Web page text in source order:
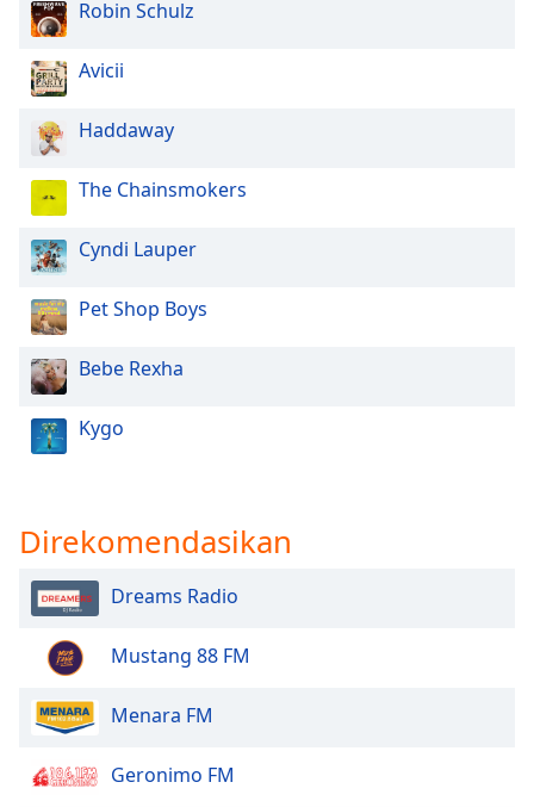
Caption
Area
Background
Color
Opacity
Font
Size
Edge
Font
Family
Reset
Close
Modal
Robin Schulz
Avicii
Haddaway
The Chainsmokers
Cyndi Lauper
Pet Shop Boys
Bebe Rexha
Kygo
Direkomendasikan
Dreams Radio
Mustang 88 FM
Menara FM
Geronimo FM